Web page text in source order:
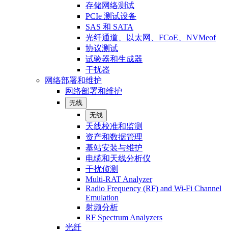
存储网络测试
PCIe 测试设备
SAS 和 SATA
光纤通道、以太网、FCoE、NVMeof
协议测试
试验器和生成器
干扰器
网络部署和维护
网络部署和维护
无线
无线
天线校准和监测
资产和数据管理
基站安装与维护
电缆和天线分析仪
干扰侦测
Multi-RAT Analyzer
Radio Frequency (RF) and Wi-Fi Channel
Emulation
射频分析
RF Spectrum Analyzers
光纤